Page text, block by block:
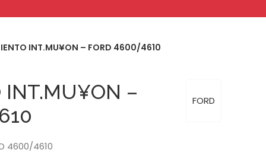
INT.MU¥ON – FORD 4600/4610
FORD
INT.MU¥ON –
4600/4610